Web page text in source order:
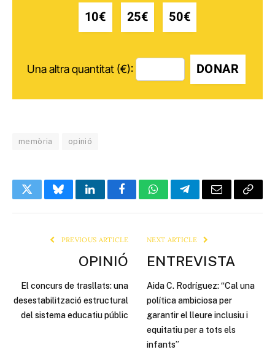
10€ 25€ 50€
Una altra quantitat (€): DONAR
memòria opinió
TwitterBlueskyLinkedInFacebookWhatsAppTelegramEmail Copy
PREVIOUS ARTICLE
OPINIÓ
El concurs de trasllats: una
desestabilització estructural
del sistema educatiu públic
NEXT ARTICLE
ENTREVISTA
Aida C. Rodríguez: “Cal una
política ambiciosa per
garantir el lleure inclusiu i
equitatiu per a tots els
infants”